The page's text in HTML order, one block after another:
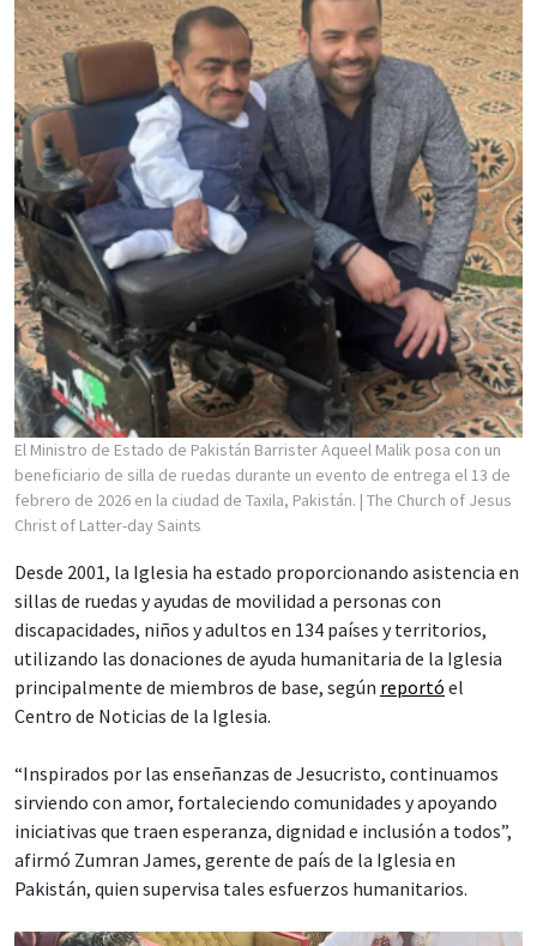
El Ministro de Estado de Pakistán Barrister Aqueel Malik posa con un
beneficiario de silla de ruedas durante un evento de entrega el 13 de
febrero de 2026 en la ciudad de Taxila, Pakistán. | The Church of Jesus
Christ of Latter-day Saints
Desde 2001, la Iglesia ha estado proporcionando asistencia en
sillas de ruedas y ayudas de movilidad a personas con
discapacidades, niños y adultos en 134 países y territorios,
utilizando las donaciones de ayuda humanitaria de la Iglesia
principalmente de miembros de base, según reportó el
Centro de Noticias de la Iglesia.
“Inspirados por las enseñanzas de Jesucristo, continuamos
sirviendo con amor, fortaleciendo comunidades y apoyando
iniciativas que traen esperanza, dignidad e inclusión a todos”,
afirmó Zumran James, gerente de país de la Iglesia en
Pakistán, quien supervisa tales esfuerzos humanitarios.